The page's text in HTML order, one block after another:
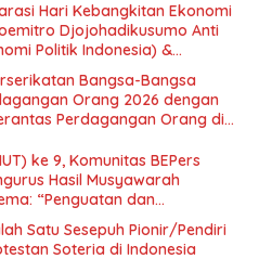
Hari Kebangkitan Ekonomi
Djojohadikusumo Anti
Politik Indonesia) &
Undang-Undang Perekonomian
dalam Menata Bangsa
Bangsa-Bangsa
Orang 2026 dengan
Perdagangan Orang di
ke 9, Komunitas BEPers
Hasil Musyawarah
“Penguatan dan
yang Berbasis Riset di seluruh
Satu Sesepuh Pionir/Pendiri
Soteria di Indonesia